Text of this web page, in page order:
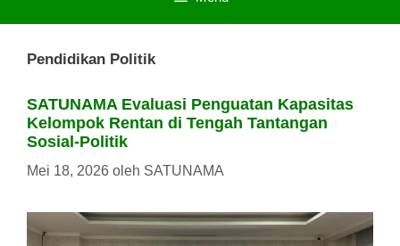
Pendidikan Politik
SATUNAMA Evaluasi Penguatan Kapasitas
Kelompok Rentan di Tengah Tantangan
Sosial-Politik
Mei 18, 2026 oleh SATUNAMA